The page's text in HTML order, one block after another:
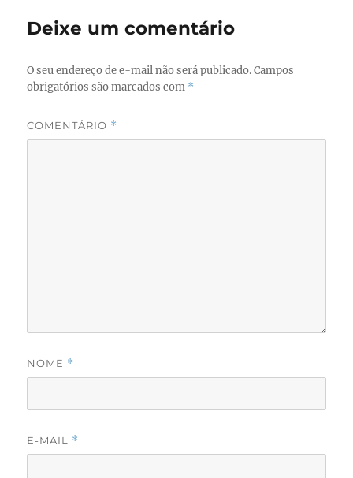
Deixe um comentário
O seu endereço de e-mail não será publicado. Campos
obrigatórios são marcados com *
COMENTÁRIO *
NOME *
E-MAIL *